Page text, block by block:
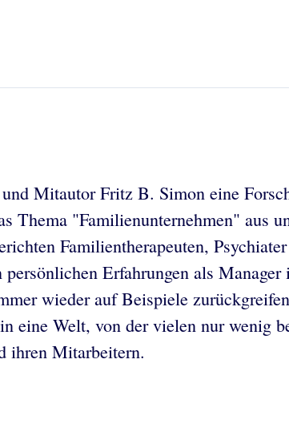
Mitautor Fritz B. Simon eine
Thema "Familienunternehmen" aus
Familientherapeuten,
Erfahrungen als
wieder auf Beispiele
eine Welt, von der vielen nur wenig
ihren Mitarbeitern.